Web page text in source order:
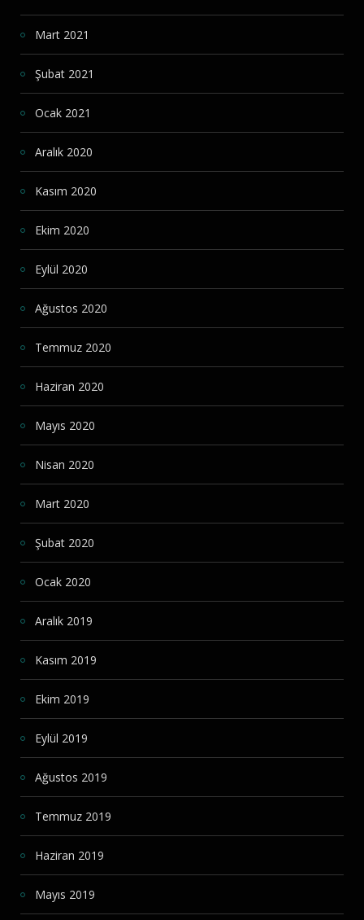
Mart 2021
Şubat 2021
Ocak 2021
Aralık 2020
Kasım 2020
Ekim 2020
Eylül 2020
Ağustos 2020
Temmuz 2020
Haziran 2020
Mayıs 2020
Nisan 2020
Mart 2020
Şubat 2020
Ocak 2020
Aralık 2019
Kasım 2019
Ekim 2019
Eylül 2019
Ağustos 2019
Temmuz 2019
Haziran 2019
Mayıs 2019